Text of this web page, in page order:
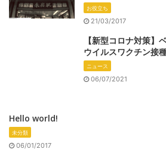
お役立ち
21/03/2017
【新型コロナ対策】
ウイルスワクチン接
ニュース
06/07/2021
Hello world!
未分類
06/01/2017